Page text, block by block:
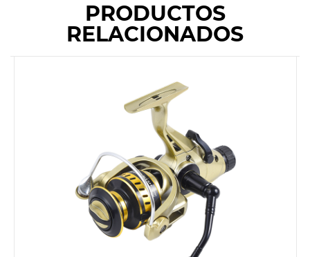
PRODUCTOS
RELACIONADOS